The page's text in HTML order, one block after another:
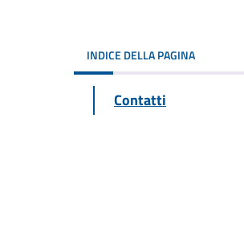
INDICE DELLA PAGINA
Contatti